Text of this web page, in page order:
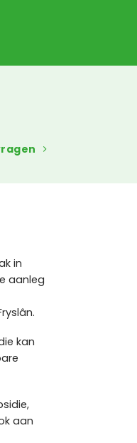
in
aanleg
kan
aan